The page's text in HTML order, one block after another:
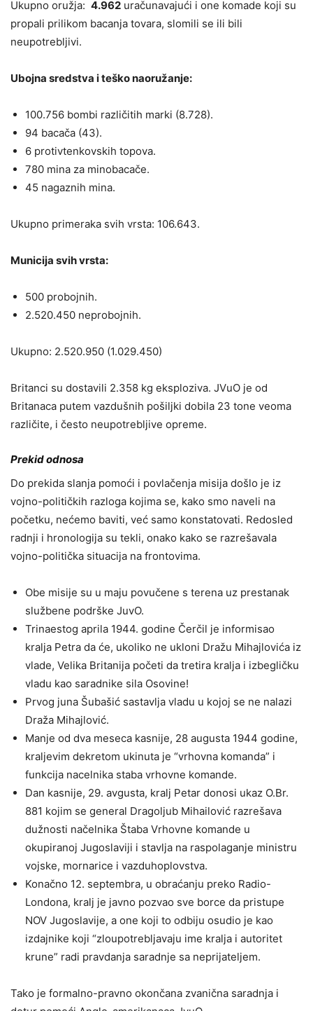
Ukupno oružja: 4.962 uračunavajući i one komade koji su
propali prilikom bacanja tovara, slomili se ili bili
neupotrebljivi.
Ubojna sredstva i teško naoružanje:
100.756 bombi različitih marki (8.728).
94 bacača (43).
6 protivtenkovskih topova.
780 mina za minobacače.
45 nagaznih mina.
Ukupno primeraka svih vrsta: 106.643.
Municija svih vrsta:
500 probojnih.
2.520.450 neprobojnih.
Ukupno: 2.520.950 (1.029.450)
Britanci su dostavili 2.358 kg eksploziva. JVuO je od
Britanaca putem vazdušnih pošiljki dobila 23 tone veoma
različite, i često neupotrebljive opreme.
Prekid odnosa
Do prekida slanja pomoći i povlačenja misija došlo je iz
vojno-političkih razloga kojima se, kako smo naveli na
početku, nećemo baviti, već samo konstatovati. Redosled
radnji i hronologija su tekli, onako kako se razrešavala
vojno-politička situacija na frontovima.
Obe misije su u maju povučene s terena uz prestanak
službene podrške JuvO.
Trinaestog aprila 1944. godine Čerčil je informisao
kralja Petra da će, ukoliko ne ukloni Dražu Mihajlovića iz
vlade, Velika Britanija početi da tretira kralja i izbegličku
vladu kao saradnike sila Osovine!
Prvog juna Šubašić sastavlja vladu u kojoj se ne nalazi
Draža Mihajlović.
Manje od dva meseca kasnije, 28 augusta 1944 godine,
kraljevim dekretom ukinuta je “vrhovna komanda” i
funkcija nacelnika staba vrhovne komande.
Dan kasnije, 29. avgusta, kralj Petar donosi ukaz O.Br.
881 kojim se general Dragoljub Mihailović razrešava
dužnosti načelnika Štaba Vrhovne komande u
okupiranoj Jugoslaviji i stavlja na raspolaganje ministru
vojske, mornarice i vazduhoplovstva.
Konačno 12. septembra, u obraćanju preko Radio-
Londona, kralj je javno pozvao sve borce da pristupe
NOV Jugoslavije, a one koji to odbiju osudio je kao
izdajnike koji “zloupotrebljavaju ime kralja i autoritet
krune” radi pravdanja saradnje sa neprijateljem.
Tako je formalno-pravno okončana zvanična saradnja i